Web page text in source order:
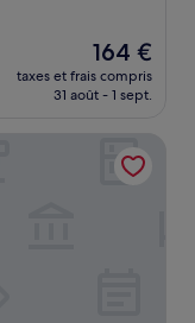
Le
nouveau
prix
de
164 €
164 €
taxes et frais compris
31 août - 1 sept.